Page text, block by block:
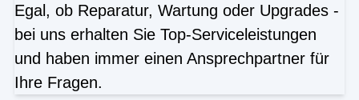
Egal, ob Reparatur, Wartung oder Upgrades -
bei uns erhalten Sie Top-Serviceleistungen
und haben immer einen Ansprechpartner für
Ihre Fragen.